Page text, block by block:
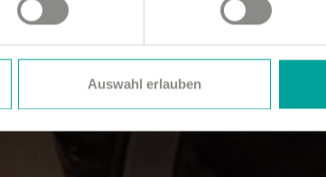
Auswahl erlauben